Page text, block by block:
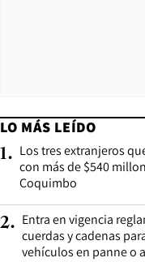
LO MÁS LEÍDO
1. Los tres extranjeros
con más de $540
Coquimbo
2. Entra en vigencia
cuerdas y cadenas
vehículos en panne o